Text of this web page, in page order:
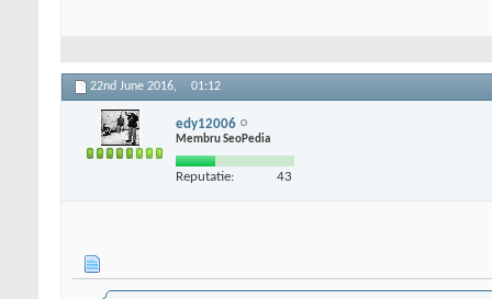
22nd June 2016, 01:12
edy12006
Membru SeoPedia
Reputatie: 43